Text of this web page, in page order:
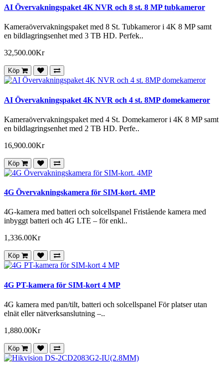
AI Övervakningspaket 4K NVR och 8 st. 8 MP tubkameror
Kameraövervakningspaket med 8 St. Tubkameror i 4K 8 MP samt
en bildlagringsenhet med 3 TB HD. Perfek..
32,500.00Kr
Köp
AI Övervakningspaket 4K NVR och 4 st. 8MP domekameror
Kameraövervakningspaket med 4 St. Domekameror i 4K 8 MP samt
en bildlagringsenhet med 2 TB HD. Perfe..
16,900.00Kr
Köp
4G Övervakningskamera för SIM-kort. 4MP
4G-kamera med batteri och solcellspanel Fristående kamera med
inbyggt batteri och 4G LTE – för enkl..
1,336.00Kr
Köp
4G PT-kamera för SIM-kort 4 MP
4G kamera med pan/tilt, batteri och solcellspanel För platser utan
elnät eller nätverksanslutning –..
1,880.00Kr
Köp